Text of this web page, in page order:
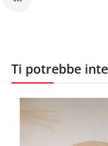
Ti potrebbe